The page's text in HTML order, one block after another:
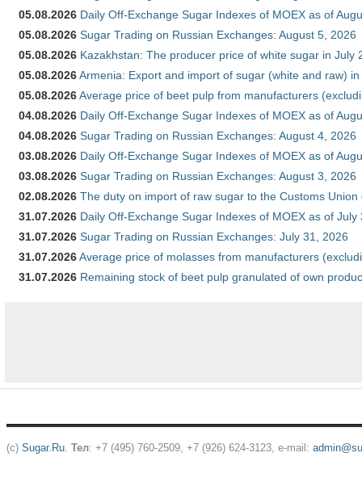
05.08.2026 Daily Off-Exchange Sugar Indexes of MOEX as of
05.08.2026 Sugar Trading on Russian Exchanges: August 5, 2026
05.08.2026 Kazakhstan: The producer price of white sugar in July
05.08.2026Armenia: Export and import of sugar (white and raw)
05.08.2026Average price of beet pulp from manufacturers
04.08.2026 Daily Off-Exchange Sugar Indexes of MOEX as of
04.08.2026 Sugar Trading on Russian Exchanges: August 4, 2026
03.08.2026 Daily Off-Exchange Sugar Indexes of MOEX as of
03.08.2026 Sugar Trading on Russian Exchanges: August 3, 2026
02.08.2026 The duty on import of raw sugar to the Customs
31.07.2026 Daily Off-Exchange Sugar Indexes of MOEX as of July
31.07.2026 Sugar Trading on Russian Exchanges: July 31, 2026
31.07.2026Average price of molasses from manufacturers
31.07.2026 Remaining stock of beet pulp granulated of own
(c) Sugar.Ru. Тел: +7 (495) 760-2509, +7 (926) 624-3123, e-mail: